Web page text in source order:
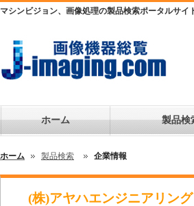
マシンビジョン、画像処理の製品検索ポータルサ
ホーム 製品検
ホーム 製品検索 企業情報
(株)アヤハエンジニアリング